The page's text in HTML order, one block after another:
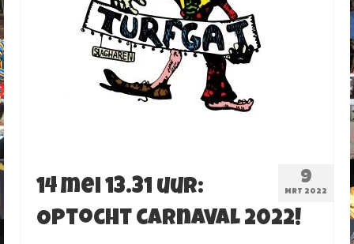
9
MRT 2022
14 mei 13.31 uur:
Optocht carnaval 2022!